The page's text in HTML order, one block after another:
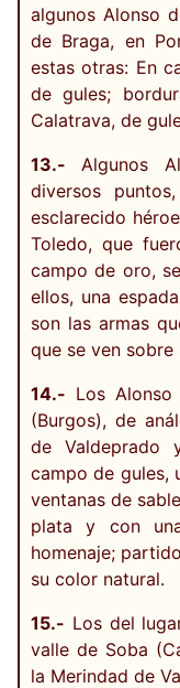
algunos Alonso
de Braga, en
estas otras: En
de gules;
Calatrava, de
13.- Algunos
diversos
esclarecido
Toledo, que
campo de oro,
ellos, una
son las armas
que se ven sobre
14.- Los
(Burgos), de
de Valdeprado
campo de gules,
ventanas de
plata y con
homenaje;
su color natural.
15.- Los del
valle de Soba
la Merindad de